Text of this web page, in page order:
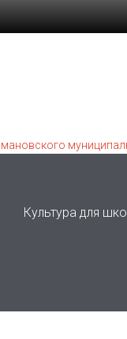
Культура для